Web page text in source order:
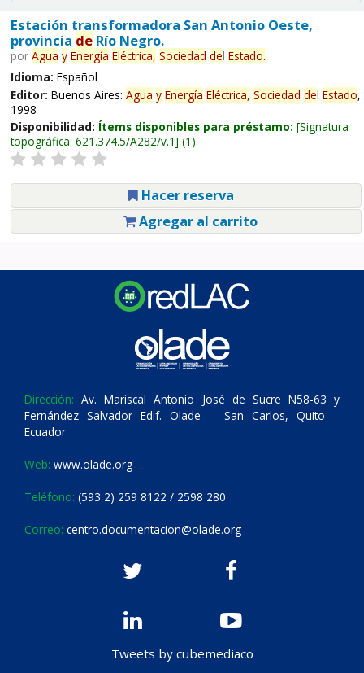
Estación transformadora San Antonio Oeste,
provincia deRío Negro.
por Agua y Energía Eléctrica, Sociedad del Estado.
Idioma: Español
Editor: Buenos Aires: Agua y Energía Eléctrica, Sociedad del Estado,
1998
Disponibilidad: Ítems disponibles para préstamo: Signatura
topográfica: 621.374.5/A282/v.1 (1).
Hacer reserva
Agregar al carrito
Dirección: Av. Mariscal Antonio José de Sucre N58-63 y
Fernández Salvador Edif. Olade – San Carlos, Quito –
Ecuador.
Web: www.olade.org
Teléfono: (593 2) 259 8122 / 2598 280
Correo: centro.documentacion@olade.org
Tweets by cubemediaco